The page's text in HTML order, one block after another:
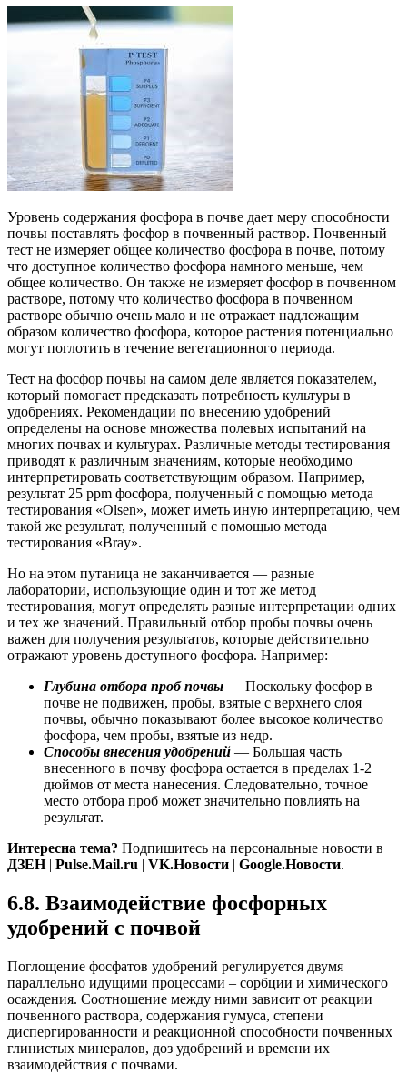
Уровень содержания фосфора в почве дает меру способности
почвы поставлять фосфор в почвенный раствор. Почвенный
тест не измеряет общее количество фосфора в почве, потому
что доступное количество фосфора намного меньше, чем
общее количество. Он также не измеряет фосфор в почвенном
растворе, потому что количество фосфора в почвенном
растворе обычно очень мало и не отражает надлежащим
образом количество фосфора, которое растения потенциально
могут поглотить в течение вегетационного периода.
Тест на фосфор почвы на самом деле является показателем,
который помогает предсказать потребность культуры в
удобрениях. Рекомендации по внесению удобрений
определены на основе множества полевых испытаний на
многих почвах и культурах. Различные методы тестирования
приводят к различным значениям, которые необходимо
интерпретировать соответствующим образом. Например,
результат 25 ppm фосфора, полученный с помощью метода
тестирования «Olsen», может иметь иную интерпретацию, чем
такой же результат, полученный с помощью метода
тестирования «Bray».
Но на этом путаница не заканчивается — разные
лаборатории, использующие один и тот же метод
тестирования, могут определять разные интерпретации одних
и тех же значений. Правильный отбор пробы почвы очень
важен для получения результатов, которые действительно
отражают уровень доступного фосфора. Например:
Глубина отбора проб почвы — Поскольку фосфор в
почве не подвижен, пробы, взятые с верхнего слоя
почвы, обычно показывают более высокое количество
фосфора, чем пробы, взятые из недр.
Способы внесения удобрений — Большая часть
внесенного в почву фосфора остается в пределах 1-2
дюймов от места нанесения. Следовательно, точное
место отбора проб может значительно повлиять на
результат.
Интересна тема? Подпишитесь на персональные новости в
ДЗЕН| Pulse.Mail.ru | VK.Новости | Google.Новости.
6.8. Взаимодействие фосфорных
удобрений с почвой
Поглощение фосфатов удобрений регулируется двумя
параллельно идущими процессами – сорбции и химического
осаждения. Соотношение между ними зависит от реакции
почвенного раствора, содержания гумуса, степени
диспергированности и реакционной способности почвенных
глинистых минералов, доз удобрений и времени их
взаимодействия с почвами.